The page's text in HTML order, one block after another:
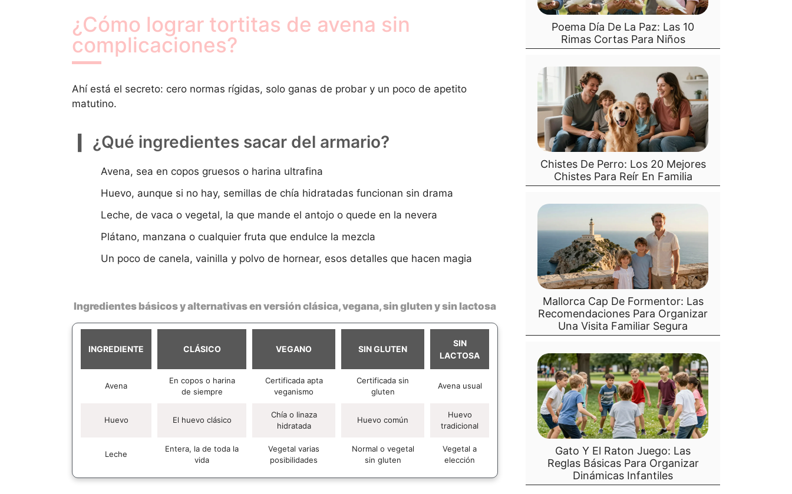
¿Cómo lograr tortitas de avena sin
complicaciones?
Ahí está el secreto: cero normas rígidas, solo ganas de probar y un poco de apetito
matutino.
¿Qué ingredientes sacar del armario?
Avena, sea en copos gruesos o harina ultrafina
Huevo, aunque si no hay, semillas de chía hidratadas funcionan sin drama
Leche, de vaca o vegetal, la que mande el antojo o quede en la nevera
Plátano, manzana o cualquier fruta que endulce la mezcla
Un poco de canela, vainilla y polvo de hornear, esos detalles que hacen magia
Ingredientes básicos y alternativas en versión clásica, vegana, sin gluten y sin lactosa
INGREDIENTE CLÁSICO VEGANO SIN GLUTEN
SIN
LACTOSA
Avena
En copos o harina
de siempre
Certificada apta
veganismo
Certificada sin
gluten
Avena usual
Huevo El huevo clásico
Chía o linaza
hidratada
Huevo común
Huevo
tradicional
Leche
Entera, la de toda la
vida
Vegetal varias
posibilidades
Normal o vegetal
sin gluten
Vegetal a
elección
Poema Día De La Paz: Las 10
Rimas Cortas Para Niños
Chistes De Perro: Los 20 Mejores
Chistes Para Reír En Familia
Mallorca Cap De Formentor: Las
Recomendaciones Para Organizar
Una Visita Familiar Segura
Gato Y El Raton Juego: Las
Reglas Básicas Para Organizar
Dinámicas Infantiles